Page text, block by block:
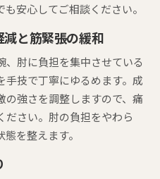
安心してご相談ください。
減と筋緊張の緩和
肘に負担を集中させている
手技で丁寧にゆるめます。成
の強さを調整しますので、痛
ださい。肘の負担をやわら
を整えます。